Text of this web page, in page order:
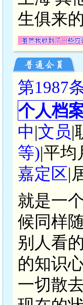
生俱来
第1987
个人档
中|文员|
等)|平均
嘉定区|
就是一
候同样
别人看
的知识
一切散